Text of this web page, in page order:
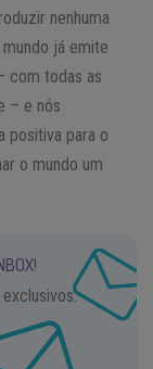
nenhuma
já emite
com todas as
– e nós
positiva para o
o mundo um